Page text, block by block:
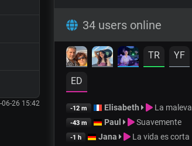
06-26 15:42
34 users online
TR YF
ED
-12 m Elisabeth La maleva
-43 m Paul Suavemente
-1 h Jana La vida es corta